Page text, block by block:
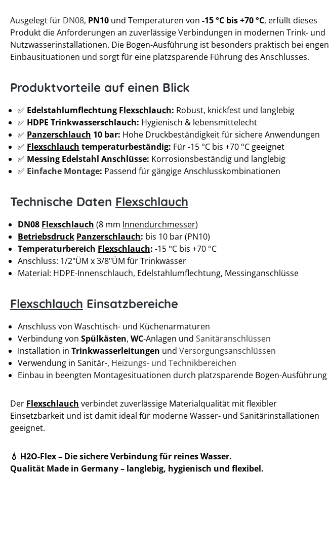
Ausgelegt für DN08, PN10 und Temperaturen von -15 °C bis +70 °C, erfüllt dieses
Produkt die Anforderungen an zuverlässige Verbindungen in modernen Trink- und
Nutzwasserinstallationen. Die Bogen-Ausführung ist besonders praktisch bei engen
Einbausituationen und sorgt für eine platzsparende Führung des Anschlusses.
Produktvorteile auf einen Blick
✅ Edelstahlumflechtung Flexschlauch: Robust, knickfest und langlebig
✅ HDPE Trinkwasserschlauch: Hygienisch & lebensmittelecht
✅ Panzerschlauch 10 bar: Hohe Druckbeständigkeit für sichere Anwendungen
✅ Flexschlauch temperaturbeständig: Für -15 °C bis +70 °C geeignet
✅ Messing Edelstahl Anschlüsse: Korrosionsbeständig und langlebig
✅ Einfache Montage: Passend für gängige Anschlusskombinationen
Technische Daten Flexschlauch
DN08 Flexschlauch (8 mm Innendurchmesser)
Betriebsdruck Panzerschlauch: bis 10 bar (PN10)
Temperaturbereich Flexschlauch: -15 °C bis +70 °C
Anschluss: 1/2"ÜM x 3/8"ÜM für Trinkwasser
Material: HDPE-Innenschlauch, Edelstahlumflechtung, Messinganschlüsse
Flexschlauch Einsatzbereiche
Anschluss von Waschtisch- und Küchenarmaturen
Verbindung von Spülkästen, WC-Anlagen und Sanitäranschlüssen
Installation in Trinkwasserleitungen und Versorgungsanschlüssen
Verwendung in Sanitär-, Heizungs- und Technikbereichen
Einbau in beengten Montagesituationen durch platzsparende Bogen-Ausführung
Der Flexschlauch verbindet zuverlässige Materialqualität mit flexibler
Einsetzbarkeit und ist damit ideal für moderne Wasser- und Sanitärinstallationen
geeignet.
💧 H2O-Flex – Die sichere Verbindung für reines Wasser.
Qualität Made in Germany – langlebig, hygienisch und flexibel.